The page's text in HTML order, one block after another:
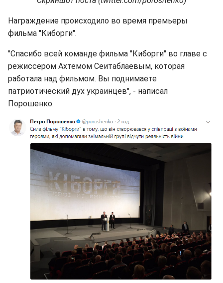
Награждение происходило во время премьеры
фильма "Киборги".
"Спасибо всей команде фильма "Киборги" во главе с
режиссером Ахтемом Сеитаблаевым, которая
работала над фильмом. Вы поднимаете
патриотический дух украинцев", - написал
Порошенко.